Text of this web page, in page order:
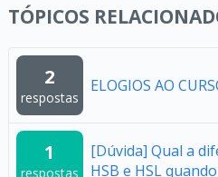
TÓPICOS
2
respostas
ELOGIOS AO
1
respostas
[Dúvida] Qual a
HSB e HSL